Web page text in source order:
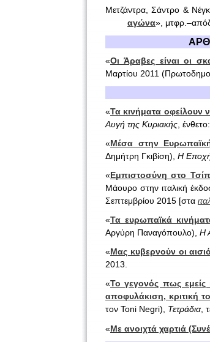
Μετζάντρα, Σάντρο &
αγώνα»,
«Οι Άραβες είναι οι
Μαρτίου 2011
«Τα κινήματα οφείλουν
Αυγή της Κυριακής ,
«Μέσα στην
Δημήτρη Γκιβίση), Η
«Εμπιστοσύνη στο
Μάουρο στην ιταλική
Σεπτεμβρίου 2015 [στα
«Τα ευρωπαϊκά
Αργύρη Παναγόπουλο), Η
«Μας κυβερνούν οι
2013.
«Το γεγονός πως εμείς
αποφυλάκιση, κριτική
τον Toni Negri), Τετράδια ,
«Με ανοιχτά χαρτιά